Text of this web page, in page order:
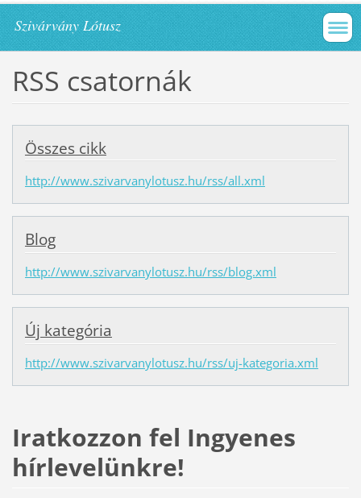
Szivárvány Lótusz
RSS csatornák
Összes cikk
http://www.szivarvanylotusz.hu/rss/all.xml
Blog
http://www.szivarvanylotusz.hu/rss/blog.xml
Új kategória
http://www.szivarvanylotusz.hu/rss/uj-kategoria.xml
Iratkozzon fel Ingyenes
hírlevelünkre!